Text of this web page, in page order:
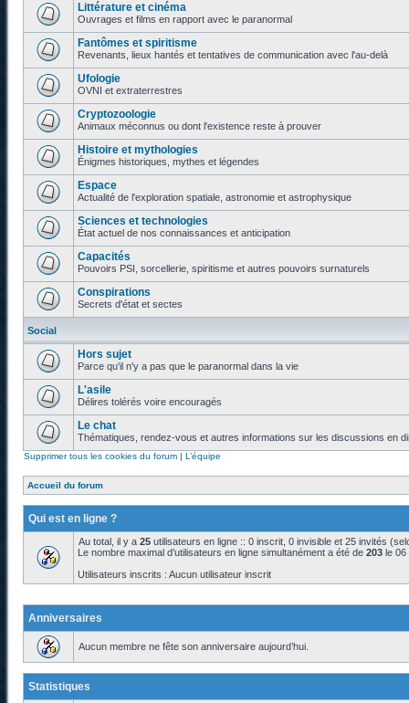
Littérature et cinéma
Ouvrages et films en rapport avec le paranormal
Fantômes et spiritisme
Revenants, lieux hantés et tentatives de communication avec l'au-delà
Ufologie
OVNI et extraterrestres
Cryptozoologie
Animaux méconnus ou dont l'existence reste à prouver
Histoire et mythologies
Énigmes historiques, mythes et légendes
Espace
Actualité de l'exploration spatiale, astronomie et astrophysique
Sciences et technologies
État actuel de nos connaissances et anticipation
Capacités
Pouvoirs PSI, sorcellerie, spiritisme et autres pouvoirs surnaturels
Conspirations
Secrets d'état et sectes
Social
Hors sujet
Parce qu'il n'y a pas que le paranormal dans la vie
L'asile
Délires tolérés voire encouragés
Le chat
Thématiques, rendez-vous et autres informations sur les discussions en
Supprimer tous les cookies du forum | L’équipe
Accueil du forum
Qui est en ligne ?
Au total, il y a 25 utilisateurs en ligne :: 0 inscrit, 0 invisible et 25 invités
Le nombre maximal d’utilisateurs en ligne simultanément a été de 203 le 06
Utilisateurs inscrits : Aucun utilisateur inscrit
Anniversaires
Aucun membre ne fête son anniversaire aujourd’hui.
Statistiques